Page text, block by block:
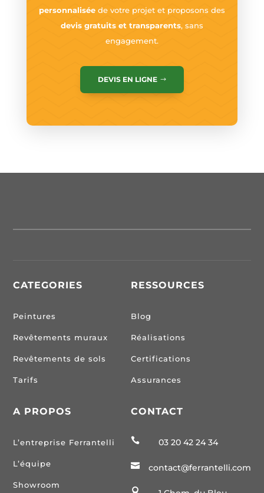
personnaliséede votre projet et proposons des
devis gratuits et transparents, sans
engagement.
DEVIS EN LIGNE
CATEGORIES
Peintures
Revêtements muraux
Revêtements de sols
Tarifs
A PROPOS
L’entreprise Ferrantelli
L’équipe
Showroom
RESSOURCES
Blog
Réalisations
Certifications
Assurances
CONTACT
 03 20 42 24 34
 contact@ferrantelli.com
